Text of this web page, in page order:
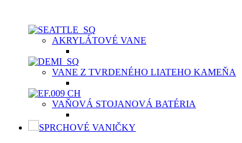
AKRYLÁTOVÉ VANE
VANE Z TVRDENÉHO LIATEHO KAMEŇA
VAŇOVÁ STOJANOVÁ BATÉRIA
SPRCHOVÉ VANIČKY